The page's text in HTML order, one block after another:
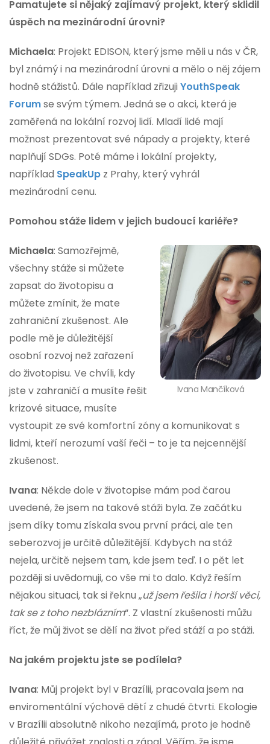
Pamatujete si nějaký zajímavý projekt, který sklidil
úspěch na mezinárodní úrovni?
Michaela: Projekt EDISON, který jsme měli u nás v ČR,
byl známý i na mezinárodní úrovni a mělo o něj zájem
hodně stážistů. Dále například zřizujiYouthSpeak
Forumse svým týmem. Jedná se o akci, která je
zaměřená na lokální rozvoj lidí. Mladí lidé mají
možnost prezentovat své nápady a projekty, které
naplňují SDGs. Poté máme i lokální projekty,
například SpeakUp z Prahy, který vyhrál
mezinárodní cenu.
Pomohou stáže lidem v jejich budoucí kariéře?
Ivana Mančíková
Michaela: Samozřejmě,
všechny stáže si můžete
zapsat do životopisu a
můžete zmínit, že mate
zahraniční zkušenost. Ale
podle mě je důležitější
osobní rozvoj než zařazení
do životopisu. Ve chvíli, kdy
jste v zahraničí a musíte řešit
krizové situace, musíte
vystoupit ze své komfortní zóny a komunikovat s
lidmi, kteří nerozumí vaší řeči – to je ta nejcennější
zkušenost.
Ivana: Někde dole v životopise mám pod čarou
uvedené, že jsem na takové stáži byla. Ze začátku
jsem díky tomu získala svou první práci, ale ten
seberozvoj je určitě důležitější. Kdybych na stáž
nejela, určitě nejsem tam, kde jsem teď. I o pět let
později si uvědomuji, co vše mi to dalo. Když řeším
nějakou situaci, tak si řeknu „už jsem řešila i horší věci,
tak se z toho nezblázním“. Z vlastní zkušenosti můžu
říct, že můj život se dělí na život před stáží a po stáži.
Na jakém projektu jste se podílela?
Ivana: Můj projekt byl v Brazílii, pracovala jsem na
enviromentální výchově dětí z chudé čtvrti. Ekologie
v Brazílii absolutně nikoho nezajímá, proto je hodně